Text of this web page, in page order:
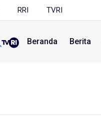
RRI TVRI
Beranda Berita